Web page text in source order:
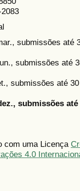
submissões até
submissões até
submissões até
submissões
com uma Licença
4.0